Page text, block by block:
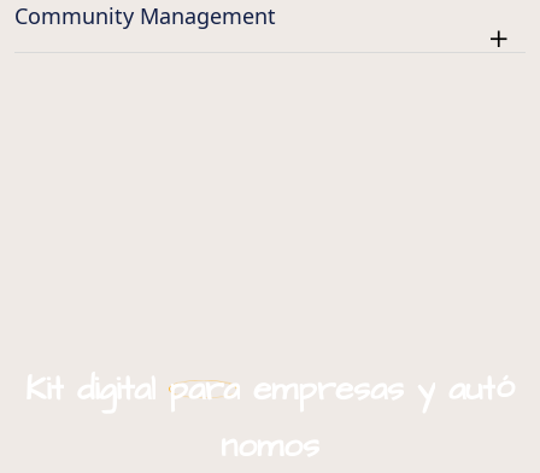
Community Management
Kit digital para empresas y autó
nomos